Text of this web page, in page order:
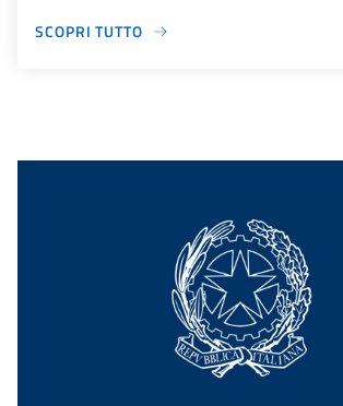
SCOPRI TUTTO